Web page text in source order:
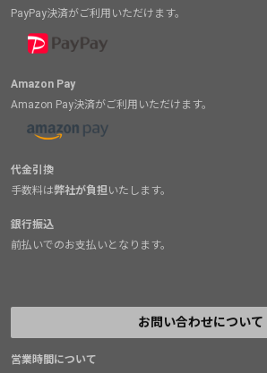
PayPay決済がご利用いただけます。
Amazon Pay
Amazon Pay決済がご利用いただけます。
代金引換
手数料は弊社が負担いたします。
銀行振込
前払いでのお支払いとなります。
お問い合わせについて
営業時間について